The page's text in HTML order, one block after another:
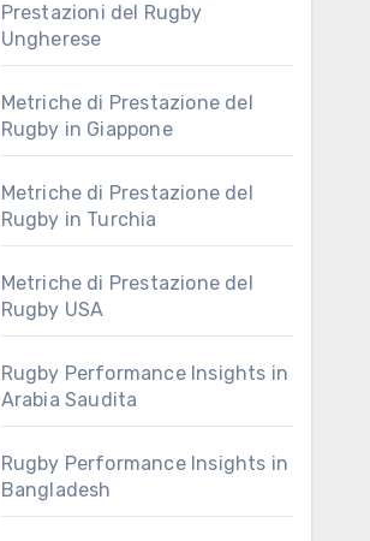
Prestazioni del Rugby
Ungherese
Metriche di Prestazione del
Rugby in Giappone
Metriche di Prestazione del
Rugby in Turchia
Metriche di Prestazione del
Rugby USA
Rugby Performance Insights in
Arabia Saudita
Rugby Performance Insights in
Bangladesh